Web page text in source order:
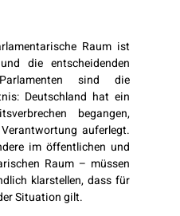
Raum ist
die entscheidenden
sind die
Deutschland hat ein
begangen,
auferlegt.
im öffentlichen und
Raum – müssen
klarstellen, dass für
Situation gilt.